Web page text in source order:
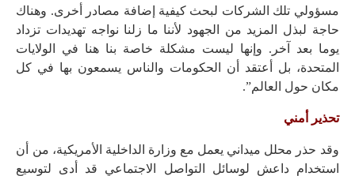
مسؤولي تلك الشركات لبحث كيفية إضافة مصادر أخرى. وهناك
حاجة لبذل المزيد من الجهود لأننا ما زلنا نواجه تهديدات تزداد
يوما بعد آخر. وإنها ليست مشكلة خاصة بنا هنا في الولايات
المتحدة، بل أعتقد أن الحكومات والناس يسمعون بها في كل
مكان حول العالم”.
تحذير أمني
وقد حذر محلل ميداني يعمل مع وزارة الداخلية الأمريكية، من أن
استخدام داعش لوسائل التواصل الاجتماعي قد أدى لتوسيع